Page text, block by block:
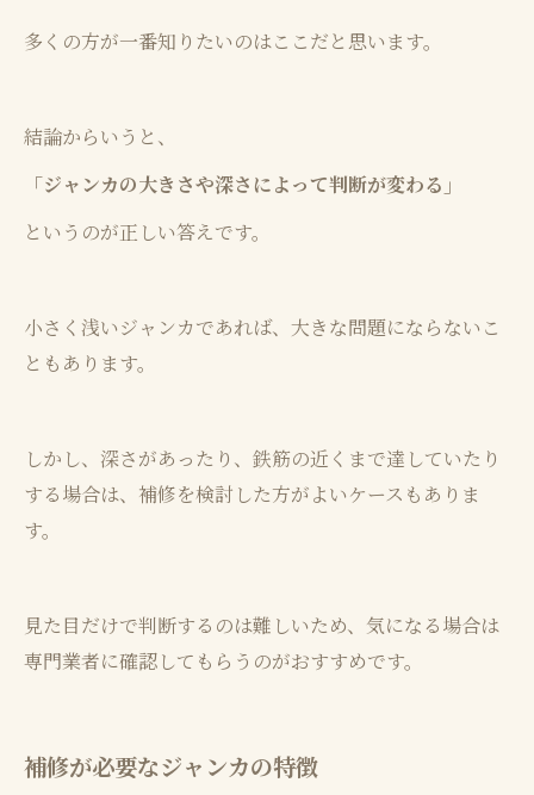
多くの方が一番知りたいのはここだと思います。
結論からいうと、
「ジャンカの大きさや深さによって判断が変わる」
というのが正しい答えです。
小さく浅いジャンカであれば、大きな問題にならないこ
ともあります。
しかし、深さがあったり、鉄筋の近くまで達していたり
する場合は、補修を検討した方がよいケースもありま
す。
見た目だけで判断するのは難しいため、気になる場合は
専門業者に確認してもらうのがおすすめです。
補修が必要なジャンカの特徴